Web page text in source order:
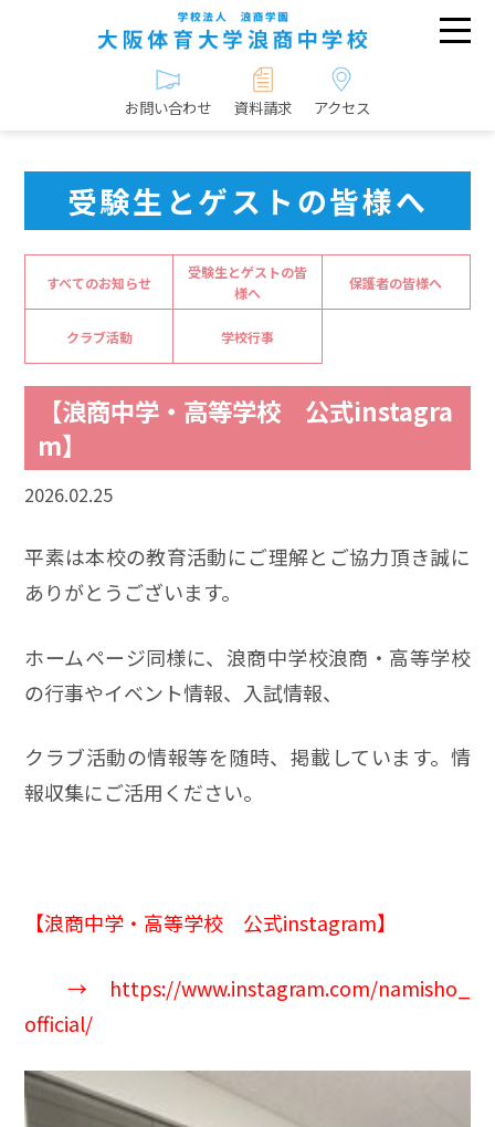
お問い合わせ 資料請求 アクセス
受験生とゲストの皆様へ
すべてのお知らせ
受験生とゲストの皆
様へ
保護者の皆様へ
クラブ活動 学校行事
【浪商中学・高等学校 公式instagra
m】
2026.02.25
平素は本校の教育活動にご理解とご協力頂き誠に
ありがとうございます。
ホームページ同様に、浪商中学校浪商・高等学校
の行事やイベント情報、入試情報、
クラブ活動の情報等を随時、掲載しています。情
報収集にご活用ください。
【浪商中学 ・高等学校 公式instagram】
→ https://www.instagram.com/namisho_
official/